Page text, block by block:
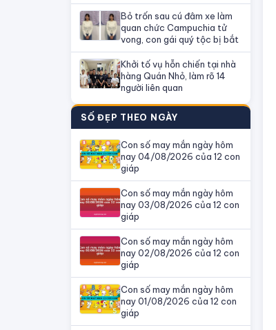
Bỏ trốn sau cú đâm xe làm
quan chức Campuchia tử
vong, con gái quý tộc bị bắt
Khởi tố vụ hỗn chiến tại nhà
hàng Quán Nhỏ, làm rõ 14
người liên quan
SỐ ĐẸP THEO NGÀY
Con số may mắn ngày hôm
nay 04/08/2026 của 12 con
giáp
Con số may mắn ngày hôm
nay 03/08/2026 của 12 con
giáp
Con số may mắn ngày hôm
nay 02/08/2026 của 12 con
giáp
Con số may mắn ngày hôm
nay 01/08/2026 của 12 con
giáp